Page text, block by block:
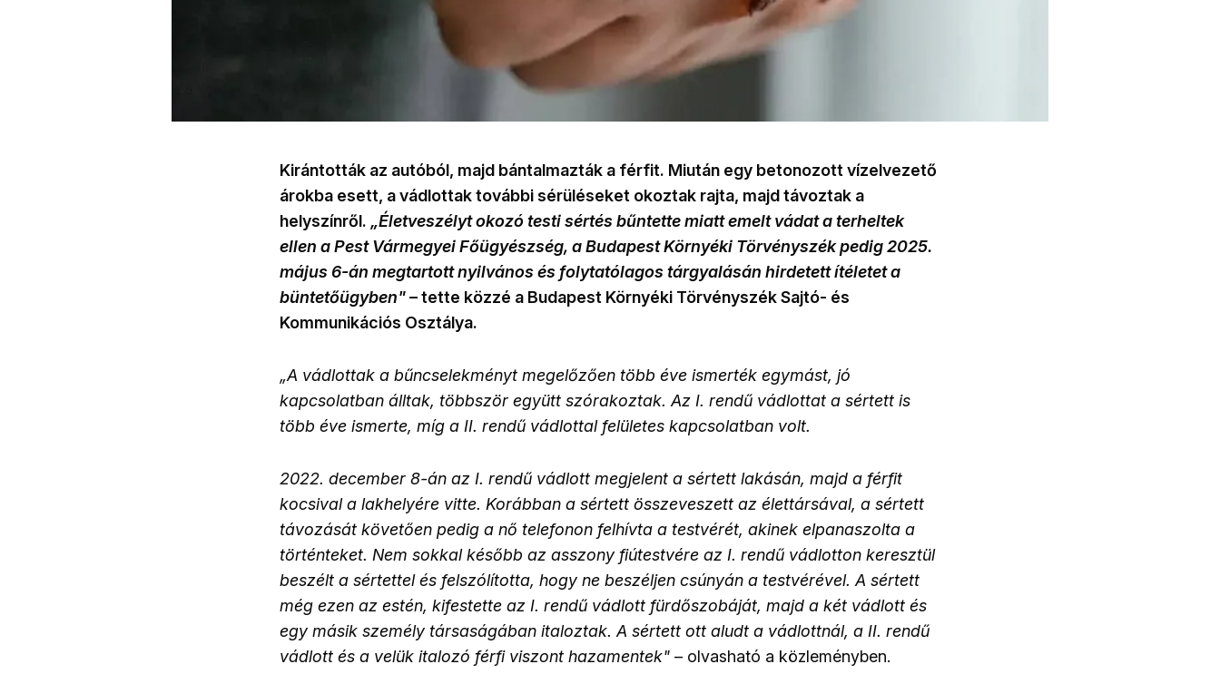
Kirántották az autóból, majd bántalmazták a férfit. Miután egy betonozott vízelvezető
árokba esett, a vádlottak további sérüléseket okoztak rajta, majd távoztak a
helyszínről. „Életveszélyt okozó testi sértés bűntette miatt emelt vádat a terheltek
ellen a Pest Vármegyei Főügyészség, a Budapest Környéki Törvényszék pedig 2025.
május 6-án megtartott nyilvános és folytatólagos tárgyalásán hirdetett ítéletet a
büntetőügyben"– tette közzé a Budapest Környéki Törvényszék Sajtó- és
Kommunikációs Osztálya.
„A vádlottak a bűncselekményt megelőzően több éve ismerték egymást, jó
kapcsolatban álltak, többször együtt szórakoztak. Az I. rendű vádlottat a sértett is
több éve ismerte, míg a II. rendű vádlottal felületes kapcsolatban volt.
2022. december 8-án az I. rendű vádlott megjelent a sértett lakásán, majd a férfit
kocsival a lakhelyére vitte. Korábban a sértett összeveszett az élettársával, a sértett
távozását követően pedig a nő telefonon felhívta a testvérét, akinek elpanaszolta a
történteket. Nem sokkal később az asszony fiútestvére az I. rendű vádlotton keresztül
beszélt a sértettel és felszólította, hogy ne beszéljen csúnyán a testvérével. A sértett
még ezen az estén, kifestette az I. rendű vádlott fürdőszobáját, majd a két vádlott és
egy másik személy társaságában italoztak. A sértett ott aludt a vádlottnál, a II. rendű
vádlott és a velük italozó férfi viszont hazamentek" – olvasható a közleményben.